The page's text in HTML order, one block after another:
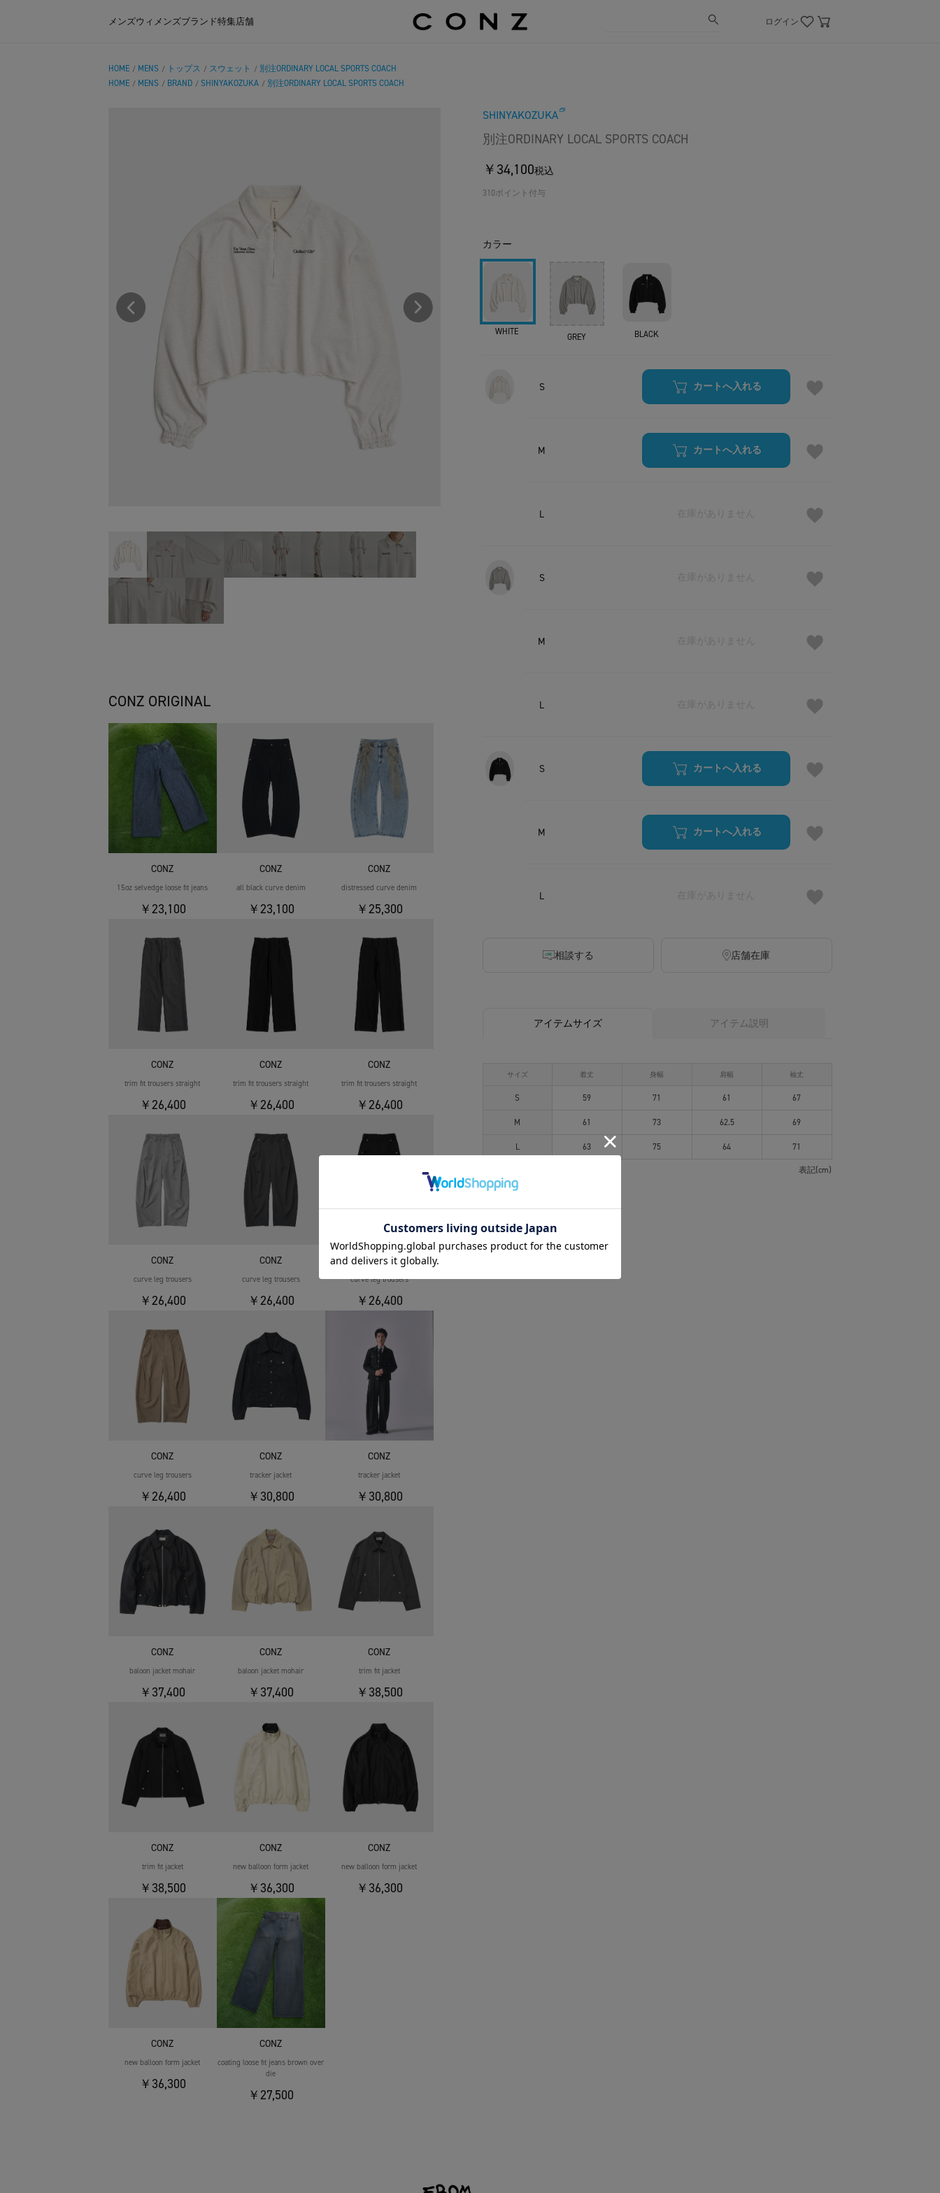
メンズウィメンズブランド特集店舗 ログイン
HOME / MENS / トップス / スウェット / 別注ORDINARY LOCAL SPORTS COACH
HOME / MENS / BRAND / SHINYAKOZUKA / 別注ORDINARY LOCAL SPORTS COACH
CONZ ORIGINAL
CONZ
15oz selvedge loose fit jeans
￥23,100
CONZ
all black curve denim
￥23,100
CONZ
distressed curve denim
￥25,300
CONZ
trim fit trousers straight
￥26,400
CONZ
trim fit trousers straight
￥26,400
CONZ
trim fit trousers straight
￥26,400
CONZ
curve leg trousers
￥26,400
CONZ
curve leg trousers
￥26,400
CONZ
curve leg trousers
￥26,400
CONZ
curve leg trousers
￥26,400
CONZ
tracker jacket
￥30,800
CONZ
tracker jacket
￥30,800
CONZ
baloon jacket mohair
￥37,400
CONZ
baloon jacket mohair
￥37,400
CONZ
trim fit jacket
￥38,500
CONZ
trim fit jacket
￥38,500
CONZ
new balloon form jacket
￥36,300
CONZ
new balloon form jacket
￥36,300
CONZ
new balloon form jacket
￥36,300
CONZ
coating loose fit jeans brown over
die
￥27,500
SHINYAKOZUKA
別注ORDINARY LOCAL SPORTS COACH
￥34,100税込
310ポイント付与
カラー
WHITE GREY BLACK
S カートへ入れる
M カートへ入れる
L
S
M
L
S カートへ入れる
M カートへ入れる
L
相談する 店舗在庫
アイテムサイズ アイテム説明
サイズ 着丈 身幅 肩幅 袖丈
S 59 71 61 67
M 61 73 62.5 69
L 63 75 64 71
表記(cm)